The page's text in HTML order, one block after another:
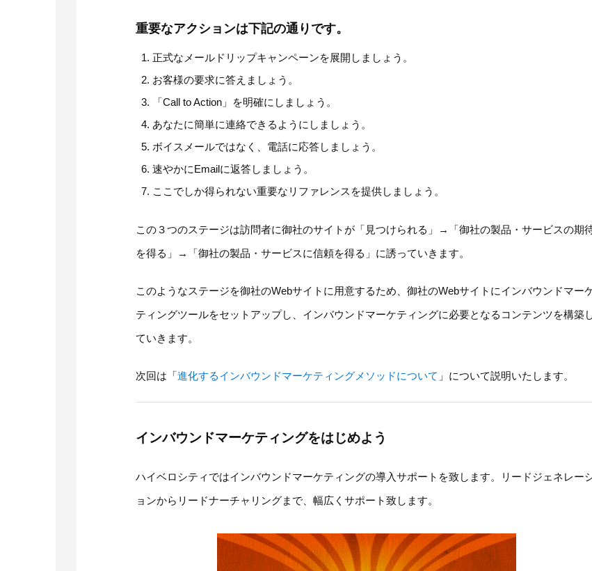
重要なアクションは下記の通りです。
正式なメールドリップキャンペーンを展開しましょう。
お客様の要求に答えましょう。
「Call to Action」を明確にしましょう。
あなたに簡単に連絡できるようにしましょう。
ボイスメールではなく、電話に応答しましょう。
速やかにEmailに返答しましょう。
ここでしか得られない重要なリファレンスを提供しましょう。
この３つのステージは訪問者に御社のサイトが「見つけられる」→「御社の製品・サービスの期
を得る」→「御社の製品・サービスに信頼を得る」に誘っていきます。
このようなステージを御社のWebサイトに用意するため、御社のWebサイトにインバウンドマー
ティングツールをセットアップし、インバウンドマーケティングに必要となるコンテンツを構築
ていきます。
次回は「進化するインバウンドマーケティングメソッドについて 」について説明いたします。
インバウンドマーケティングをはじめよう
ハイベロシティではインバウンドマーケティングの導入サポートを致します。リードジェネレー
ョンからリードナーチャリングまで、幅広くサポート致します。